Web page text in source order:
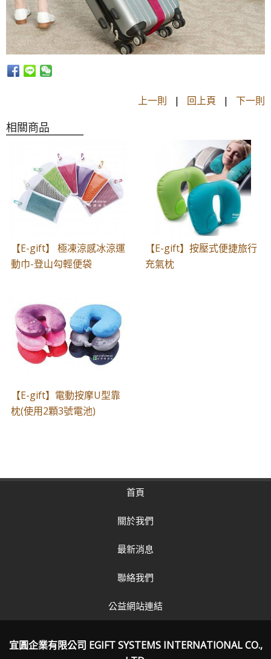
上一則 | 回上頁 | 下一則
相關商品
【E-gift】 極凍涼感冰涼運
動巾-登山勾輕便袋
【E-gift】按壓式便捷旅行
充氣枕
【E-gift】電動按摩U型靠
枕(使用2顆3號電池)
首頁
關於我們
最新消息
聯絡我們
公益網站連結
宜圓企業有限公司 EGIFT SYSTEMS INTERNATIONAL CO.,